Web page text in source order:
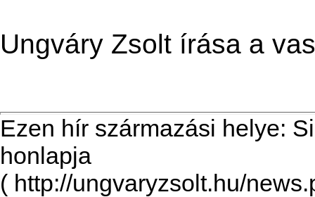
Ungváry Zsolt írása a
Ezen hír származási helye:
honlapja
( http://ungvaryzsolt.hu/